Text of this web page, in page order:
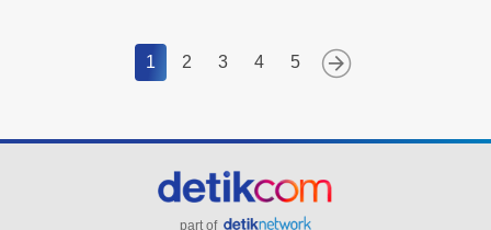
1 2 3 4 5
part of